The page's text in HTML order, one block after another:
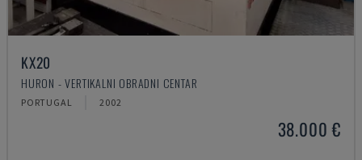
KX20
HURON - VERTIKALNI OBRADNI CENTAR
PORTUGAL 2002
38.000 €